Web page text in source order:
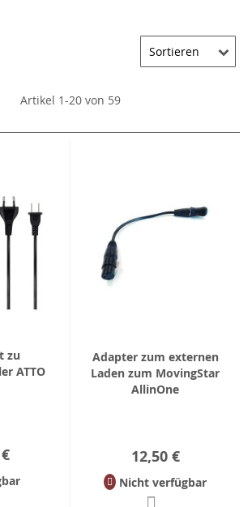
Artikel 1-20 von 59
zu
ATTO
Adapter zum externen
Laden zum MovingStar
AllinOne
12,50 €
Nicht verfügbar